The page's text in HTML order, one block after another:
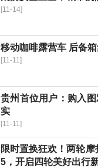
[11-14]
移动咖啡露营车 后备
[11-11]
贵州首位用户：购入
实
[11-11]
限时置换狂欢！两轮
5，开启四轮美好出行